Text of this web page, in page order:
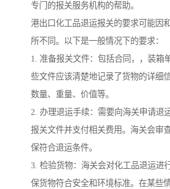
专门的报关服务机构的帮助。
港出口化工品退运报关的要求可能因
所不同。以下是一般情况下的要求：
1. 准备报关文件：包括合同，，装箱
些文件应该清楚地记录了货物的详细
数量、重量、价值等。
2. 办理退运手续：需要向海关申请退
报关文件并支付相关费用。海关会审
保符合退运条件。
3. 检验货物：海关会对化工品退运进
保货物符合安全和环境标准。在某些